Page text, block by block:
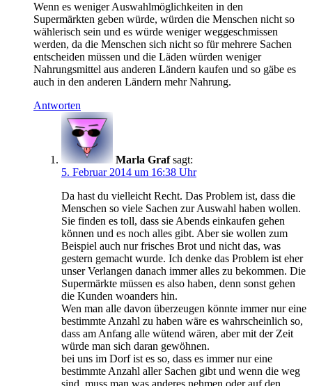
Wenn es weniger Auswahlmöglichkeiten in den
Supermärkten geben würde, würden die Menschen nicht so
wählerisch sein und es würde weniger weggeschmissen
werden, da die Menschen sich nicht so für mehrere Sachen
entscheiden müssen und die Läden würden weniger
Nahrungsmittel aus anderen Ländern kaufen und so gäbe es
auch in den anderen Ländern mehr Nahrung.
Antworten
Marla Graf sagt:
5. Februar 2014 um 16:38 Uhr
Da hast du vielleicht Recht. Das Problem ist, dass die
Menschen so viele Sachen zur Auswahl haben wollen.
Sie finden es toll, dass sie Abends einkaufen gehen
können und es noch alles gibt. Aber sie wollen zum
Beispiel auch nur frisches Brot und nicht das, was
gestern gemacht wurde. Ich denke das Problem ist eher
unser Verlangen danach immer alles zu bekommen. Die
Supermärkte müssen es also haben, denn sonst gehen
die Kunden woanders hin.
Wen man alle davon überzeugen könnte immer nur eine
bestimmte Anzahl zu haben wäre es wahrscheinlich so,
dass am Anfang alle wütend wären, aber mit der Zeit
würde man sich daran gewöhnen.
bei uns im Dorf ist es so, dass es immer nur eine
bestimmte Anzahl aller Sachen gibt und wenn die weg